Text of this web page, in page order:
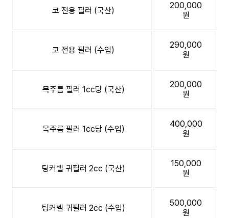
코 전용 필러 (국산)
200,000
원
코 전용 필러 (수입)
290,000
원
목주름 필러 1cc당 (국산)
200,000
원
목주름 필러 1cc당 (수입)
400,000
원
팅커벨 귀필러 2cc (국산)
150,000
원
팅커벨 귀필러 2cc (수입)
500,000
원